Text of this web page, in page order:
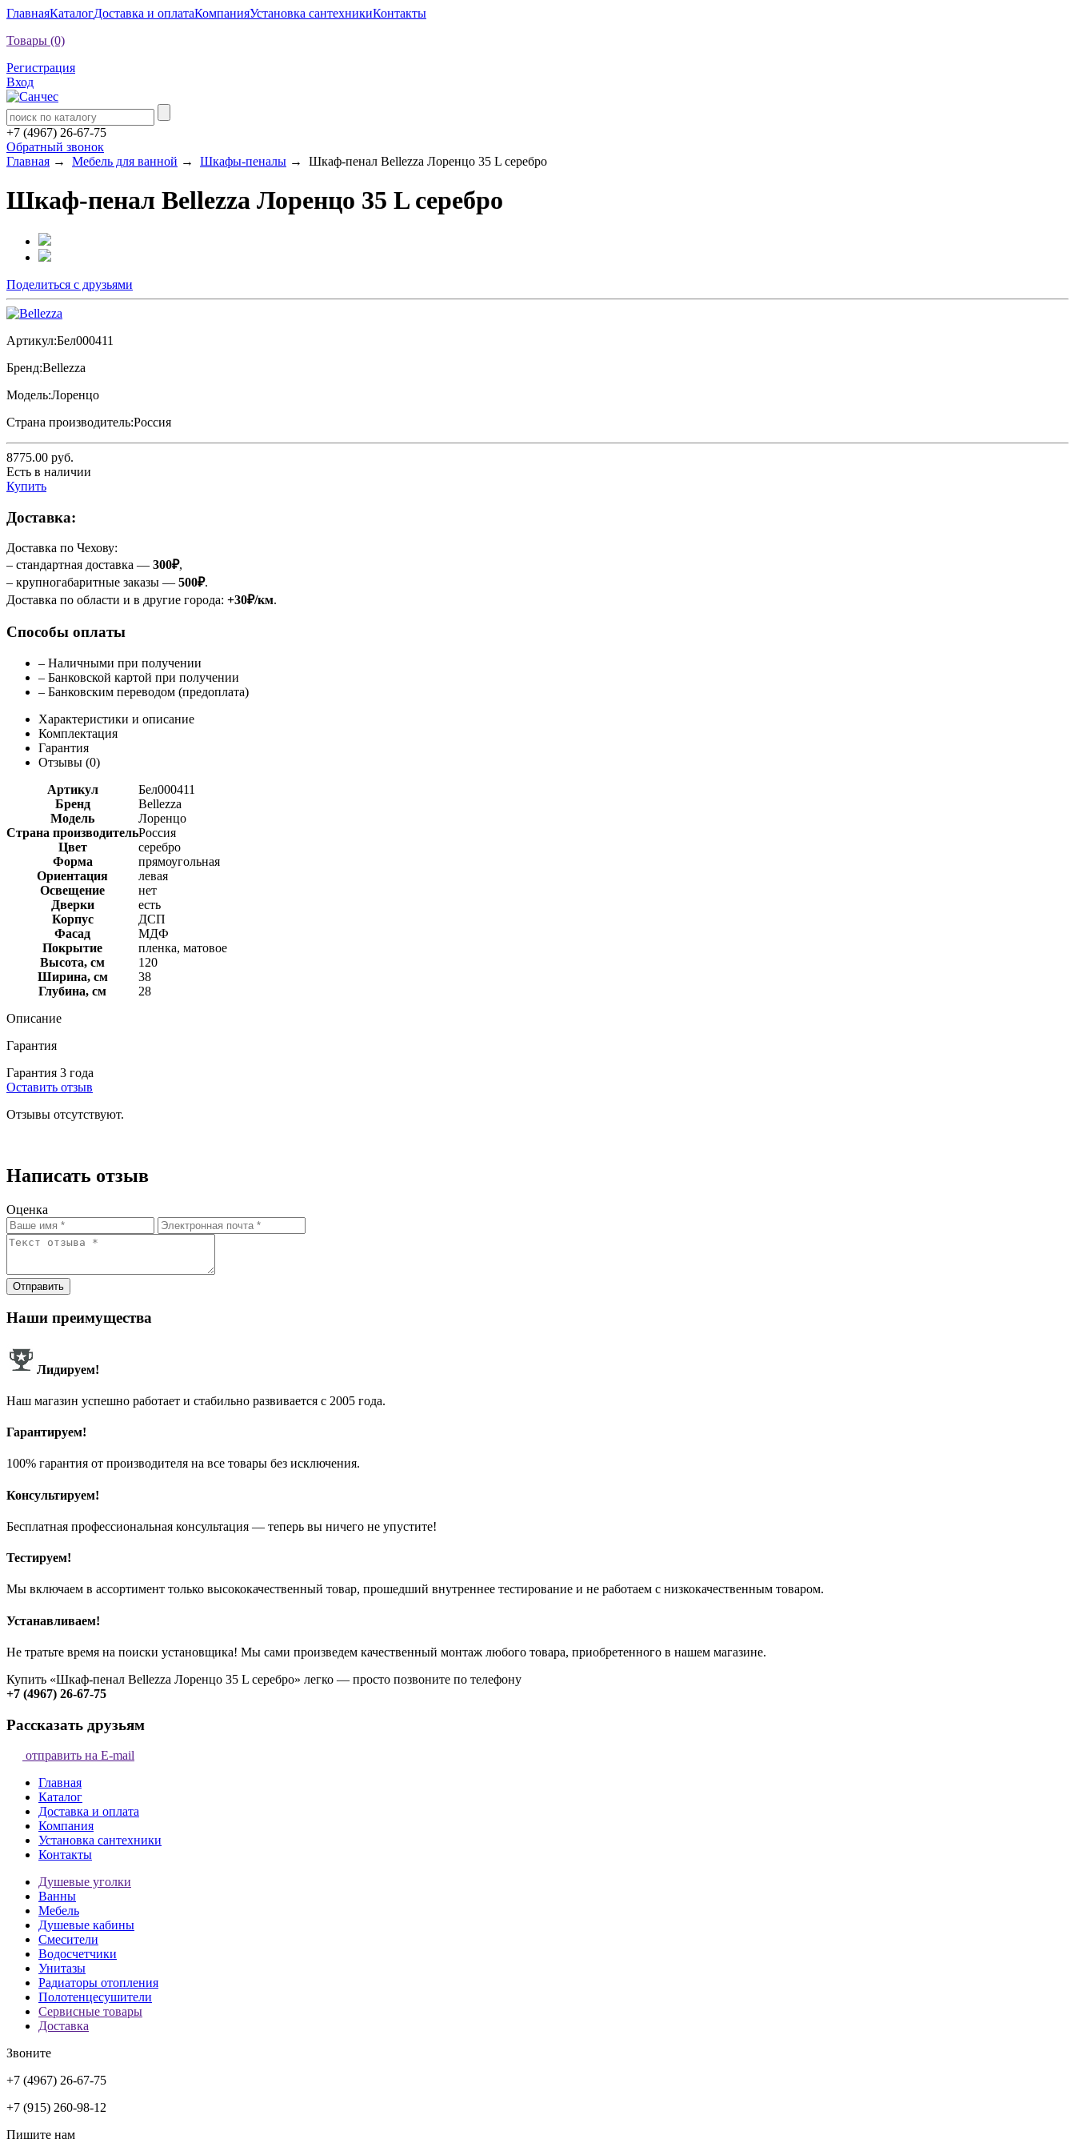
ГлавнаяКаталогДоставка и оплатаКомпанияУстановка сантехникиКонтакты
Товары (0)
Регистрация
Вход
+7 (4967) 26-67-75
Обратный звонок
Главная → Мебель для ванной → Шкафы-пеналы → Шкаф-пенал Bellezza Лоренцо 35 L серебро
Шкаф-пенал Bellezza Лоренцо 35 L серебро
Поделиться с друзьями
Артикул:Бел000411
Бренд:Bellezza
Модель:Лоренцо
Страна производитель:Россия
8775.00 руб.
Есть в наличии
Купить
Доставка:
Доставка по Чехову:
– стандартная доставка — 300₽,
– крупногабаритные заказы — 500₽.
Доставка по области и в другие города: +30₽/км.
Способы оплаты
– Наличными при получении
– Банковской картой при получении
– Банковским переводом (предоплата)
Характеристики и описание
Комплектация
Гарантия
Отзывы (0)
Артикул
Бел000411
Бренд
Bellezza
Модель
Лоренцо
Страна производительРоссия
Цвет
серебро
Форма
прямоугольная
Ориентация
левая
Освещение
нет
Дверки
есть
Корпус
ДСП
Фасад
МДФ
Покрытие
пленка, матовое
Высота, см
120
Ширина, см
38
Глубина, см
28
Описание
Гарантия
Гарантия 3 года
Оставить отзыв
Отзывы отсутствуют.
Написать отзыв
Оценка
Отправить
Наши преимущества
Лидируем!
Наш магазин успешно работает и стабильно развивается с 2005 года.
Гарантируем!
100% гарантия от производителя на все товары без исключения.
Консультируем!
Бесплатная профессиональная консультация — теперь вы ничего не упустите!
Тестируем!
Мы включаем в ассортимент только высококачественный товар, прошедший внутреннее тестирование и не работаем с низкокачественным товаром.
Устанавливаем!
Не тратьте время на поиски установщика! Мы сами произведем качественный монтаж любого товара, приобретенного в нашем магазине.
Купить «Шкаф-пенал Bellezza Лоренцо 35 L серебро» легко — просто позвоните по телефону
+7 (4967) 26-67-75
Рассказать друзьям
отправить на E-mail
Главная
Каталог
Доставка и оплата
Компания
Установка сантехники
Контакты
Душевые уголки
Ванны
Мебель
Душевые кабины
Смесители
Водосчетчики
Унитазы
Радиаторы отопления
Полотенцесушители
Сервисные товары
Доставка
Звоните
+7 (4967) 26-67-75
+7 (915) 260-98-12
Пишите нам